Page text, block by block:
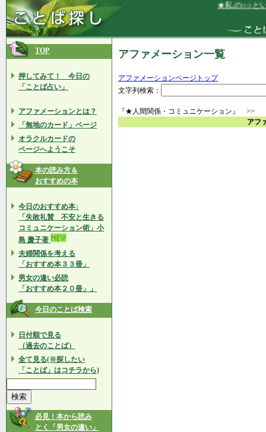
★私の○○とい
TOP
押してみて！ 今日の
「ことば占い」
アファメーションとは？
「無地のカード」ページ
オラクルカードの
ページへようこそ
本の読み方＆
おすすめの本
今日のおすすめ本↓
「失敗礼賛 不安と生きる
コミュニケーション術」小
島 慶子著
夫婦関係を考える
「おすすめ本３３冊」
男女の違い必読
「おすすめ本２０冊」」
今日のことば検索
日付順で見る
（過去のことば）
全て見る(※探したい
「ことば」はコチラから)
必見！本から読み
とく「男女の違い」
アファメーション一覧
アファメーションページトップ
文字列検索：
『★人間関係・コミュニケーション』 >>
アフ